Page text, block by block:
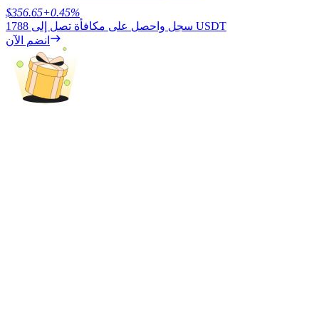
Exclusive for BitMart Users
Register & Trade to Win 500,000 USDT
$356.65+0.45%
سجل واحصل على مكافأة تصل إلى 1788 USDT
انضم الآن